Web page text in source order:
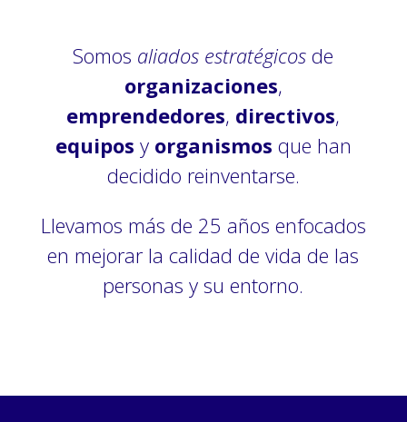
Somos aliados estratégicos de
organizaciones,
emprendedores, directivos,
equipos y organismos que han
decidido reinventarse.
Llevamos más de 25 años enfocados
en mejorar la calidad de vida de las
personas y su entorno.